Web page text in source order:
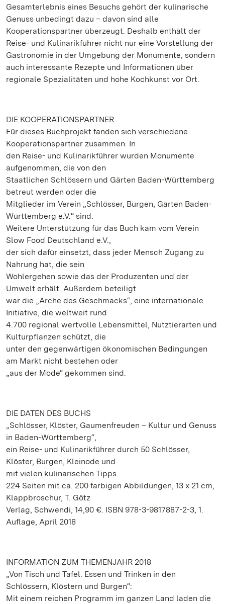
Gesamterlebnis eines Besuchs gehört der kulinarische
Genuss unbedingt dazu – davon sind alle
Kooperationspartner überzeugt. Deshalb enthält der
Reise- und Kulinarikführer nicht nur eine Vorstellung der
Gastronomie in der Umgebung der Monumente, sondern
auch interessante Rezepte und Informationen über
regionale Spezialitäten und hohe Kochkunst vor Ort.
DIE KOOPERATIONSPARTNER
Für dieses Buchprojekt fanden sich verschiedene
Kooperationspartner zusammen: In
den Reise- und Kulinarikführer wurden Monumente
aufgenommen, die von den
Staatlichen Schlössern und Gärten Baden-Württemberg
betreut werden oder die
Mitglieder im Verein „Schlösser, Burgen, Gärten Baden-
Württemberg e.V.“ sind.
Weitere Unterstützung für das Buch kam vom Verein
Slow Food Deutschland e.V.,
der sich dafür einsetzt, dass jeder Mensch Zugang zu
Nahrung hat, die sein
Wohlergehen sowie das der Produzenten und der
Umwelt erhält. Außerdem beteiligt
war die „Arche des Geschmacks“, eine internationale
Initiative, die weltweit rund
4.700 regional wertvolle Lebensmittel, Nutztierarten und
Kulturpflanzen schützt, die
unter den gegenwärtigen ökonomischen Bedingungen
am Markt nicht bestehen oder
„aus der Mode“ gekommen sind.
DIE DATEN DES BUCHS
„Schlösser, Klöster, Gaumenfreuden – Kultur und Genuss
in Baden-Württemberg“,
ein Reise- und Kulinarikführer durch 50 Schlösser,
Klöster, Burgen, Kleinode und
mit vielen kulinarischen Tipps.
224 Seiten mit ca. 200 farbigen Abbildungen, 13 x 21 cm,
Klappbroschur, T. Götz
Verlag, Schwendi, 14,90 €. ISBN 978-3-9817887-2-3, 1.
Auflage, April 2018
INFORMATION ZUM THEMENJAHR 2018
„Von Tisch und Tafel. Essen und Trinken in den
Schlössern, Klöstern und Burgen“:
Mit einem reichen Programm im ganzen Land laden die